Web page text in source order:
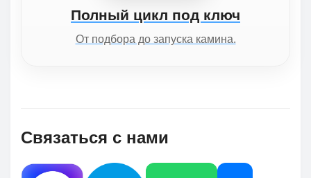
Полный цикл под ключ
От подбора до запуска камина.
Связаться с нами